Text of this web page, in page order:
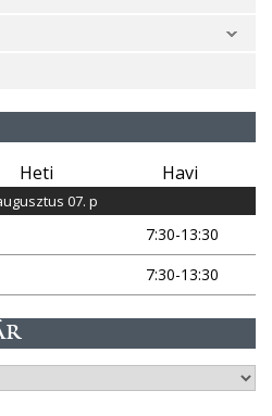
Heti Havi
07. p
7:30-13:30
7:30-13:30